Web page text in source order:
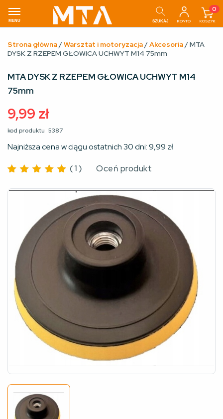
MENU SZUKAJ KONTO
0
KOSZYK
Strona główna/ Warsztat i motoryzacja/ Akcesoria/ MTA
DYSK Z RZEPEM GŁOWICA UCHWYT M14 75mm
MTA DYSK Z RZEPEM GŁOWICA UCHWYT M14
75mm
9,99 zł
kod produktu 5387
Najniższa cena w ciągu ostatnich 30 dni:9,99 zł
5na 5
(1 ) Oceń produkt